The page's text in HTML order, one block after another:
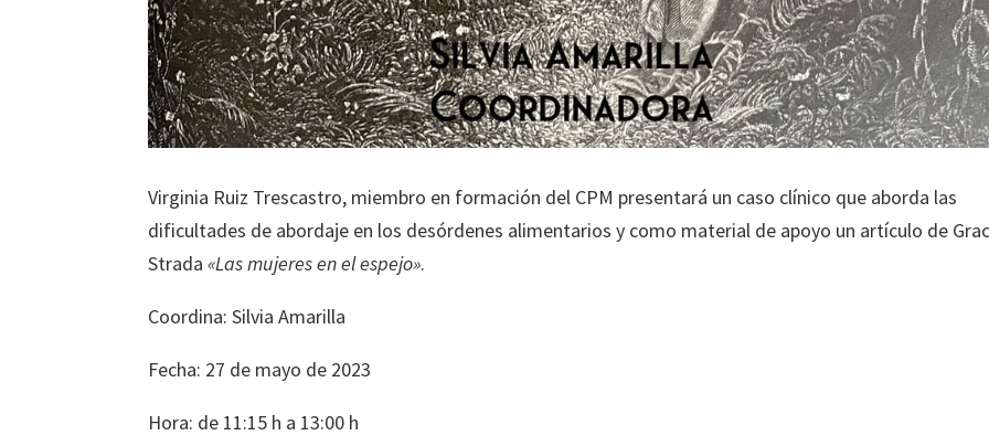
Virginia Ruiz Trescastro, miembro en formación del CPM presentará un caso clínico que aborda las
dificultades de abordaje en los desórdenes alimentarios y como material de apoyo un artículo de
Strada«Las mujeres en el espejo».
Coordina: Silvia Amarilla
Fecha: 27 de mayo de 2023
Hora: de 11:15 h a 13:00 h